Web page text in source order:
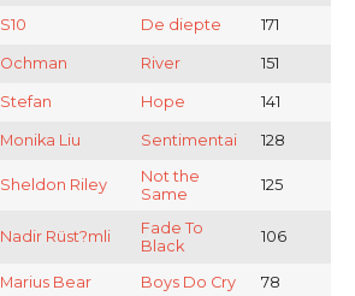
S10 De diepte 171
Ochman River 151
Stefan Hope 141
Monika Liu Sentimentai 128
Sheldon Riley
Not the
Same
125
Nadir Rüst?mli
Fade To
Black
106
Marius Bear Boys Do Cry 78